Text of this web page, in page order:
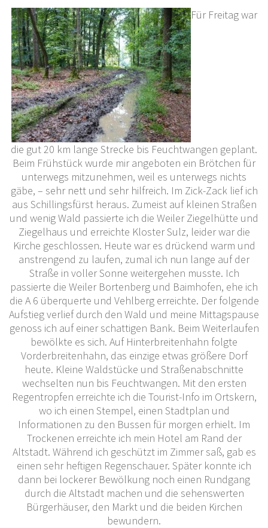
Für Freitag war
die gut 20 km lange Strecke bis Feuchtwangen geplant.
Beim Frühstück wurde mir angeboten ein Brötchen für
unterwegs mitzunehmen, weil es unterwegs nichts
gäbe, – sehr nett und sehr hilfreich. Im Zick-Zack lief ich
aus Schillingsfürst heraus. Zumeist auf kleinen Straßen
und wenig Wald passierte ich die Weiler Ziegelhütte und
Ziegelhaus und erreichte Kloster Sulz, leider war die
Kirche geschlossen. Heute war es drückend warm und
anstrengend zu laufen, zumal ich nun lange auf der
Straße in voller Sonne weitergehen musste. Ich
passierte die Weiler Bortenberg und Baimhofen, ehe ich
die A 6 überquerte und Vehlberg erreichte. Der folgende
Aufstieg verlief durch den Wald und meine Mittagspause
genoss ich auf einer schattigen Bank. Beim Weiterlaufen
bewölkte es sich. Auf Hinterbreitenhahn folgte
Vorderbreitenhahn, das einzige etwas größere Dorf
heute. Kleine Waldstücke und Straßenabschnitte
wechselten nun bis Feuchtwangen. Mit den ersten
Regentropfen erreichte ich die Tourist-Info im Ortskern,
wo ich einen Stempel, einen Stadtplan und
Informationen zu den Bussen für morgen erhielt. Im
Trockenen erreichte ich mein Hotel am Rand der
Altstadt. Während ich geschützt im Zimmer saß, gab es
einen sehr heftigen Regenschauer. Später konnte ich
dann bei lockerer Bewölkung noch einen Rundgang
durch die Altstadt machen und die sehenswerten
Bürgerhäuser, den Markt und die beiden Kirchen
bewundern.